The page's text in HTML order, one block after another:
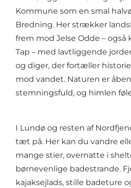
Kommune som en smal
Bredning. Her strækker
frem mod Jelse Odde –
Tap – med lavtliggende
og diger, der fortæller
mod vandet. Naturen er
stemningsfuld, og himlen
I Lundø og resten af
tæt på. Her kan du vandre
mange stier, overnatte i
børnevenlige badestrande.
kajaksejlads, stille badeture